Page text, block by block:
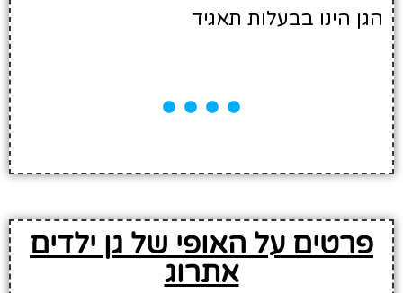
הגן הינו בבעלות תאגיד
פרטים על האופי של גן ילדים
אתרוג